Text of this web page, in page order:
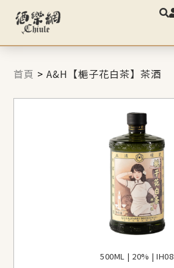
首頁 >A&H【梔子花白茶】茶酒
500ML | 20% | IH08